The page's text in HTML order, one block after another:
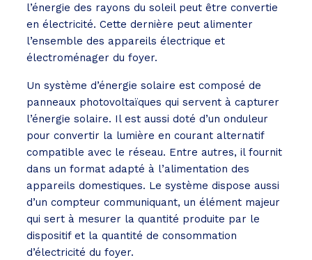
l’énergie des rayons du soleil peut être convertie
en électricité. Cette dernière peut alimenter
l’ensemble des appareils électrique et
électroménager du foyer.
Un système d’énergie solaire est composé de
panneaux photovoltaïques qui servent à capturer
l’énergie solaire. Il est aussi doté d’un onduleur
pour convertir la lumière en courant alternatif
compatible avec le réseau. Entre autres, il fournit
dans un format adapté à l’alimentation des
appareils domestiques. Le système dispose aussi
d’un compteur communiquant, un élément majeur
qui sert à mesurer la quantité produite par le
dispositif et la quantité de consommation
d’électricité du foyer.